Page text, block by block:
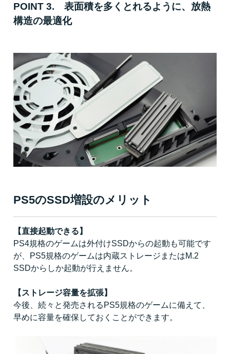
POINT 3. 表面積を多くとれるように、放熱
構造の最適化
PS5のSSD増設のメリット
【直接起動できる】
PS4規格のゲームは外付けSSDからの起動も可能です
が、PS5規格のゲームは内蔵ストレージまたはM.2
SSDからしか起動が行えません。
【ストレージ容量を拡張】
今後、続々と発売されるPS5規格のゲームに備えて、
早めに容量を確保しておくことができます。